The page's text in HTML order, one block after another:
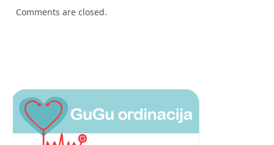
Comments are closed.